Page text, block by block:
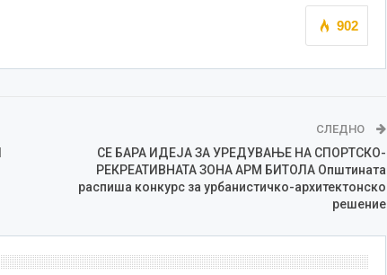
902
СЛЕДНО
СЕ БАРА ИДЕЈА ЗА УРЕДУВАЊЕ НА СПОРТСКО-
РЕКРЕАТИВНАТА ЗОНА АРМ БИТОЛА Општината
распиша конкурс за урбанистичко-архитектонско
решение